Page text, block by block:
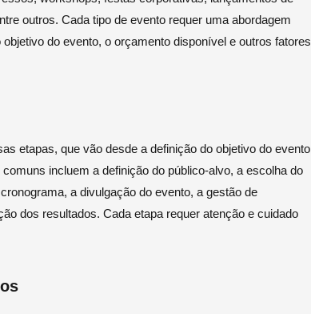
outros. Cada tipo de evento requer uma abordagem
do evento, o orçamento disponível e outros fatores
etapas, que vão desde a definição do objetivo do evento
incluem a definição do público-alvo, a escolha do
a divulgação do evento, a gestão de
dos resultados. Cada etapa requer atenção e cuidado